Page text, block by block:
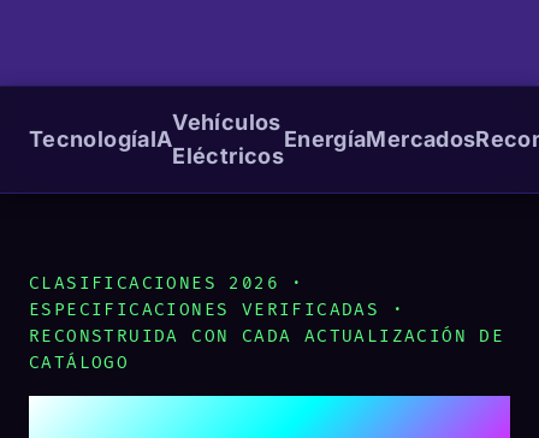
TecnologíaIA
Vehículos
Eléctricos
EnergíaMercados
CLASIFICACIONES 2026 ·
ESPECIFICACIONES VERIFICADAS ·
RECONSTRUIDA CON CADA ACTUALIZACIÓN DE
CATÁLOGO
Los Mejores Vehículos